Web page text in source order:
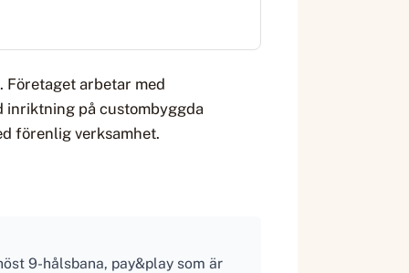
Företaget arbetar med
inriktning på custombyggda
förenlig verksamhet.
9-hålsbana, pay&play som är